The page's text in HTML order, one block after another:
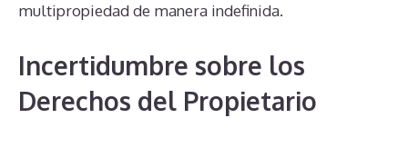
multipropiedad de manera indefinida.
Incertidumbre sobre los
Derechos del Propietario